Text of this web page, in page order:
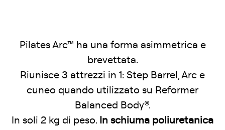
Pilates Arc™ ha una forma asimmetrica e
brevettata.
Riunisce 3 attrezzi in 1: Step Barrel, Arc e
cuneo quando utilizzato su Reformer
Balanced Body®.
In soli 2 kg di peso. In schiuma poliuretanica